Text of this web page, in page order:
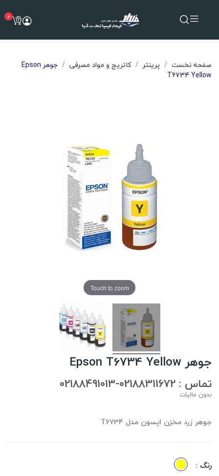
0
صفحه نخست پرینتر کاتریج و مواد مصرفی
جوهر Epson
T6734 Yellow
Touch to zoom
جوهر Epson T6734 Yellow
تماس : 02188311672-02188491013
بدون مالیات
جوهر زرد مخزن اپسون مدل T6734
رنگ : زرد